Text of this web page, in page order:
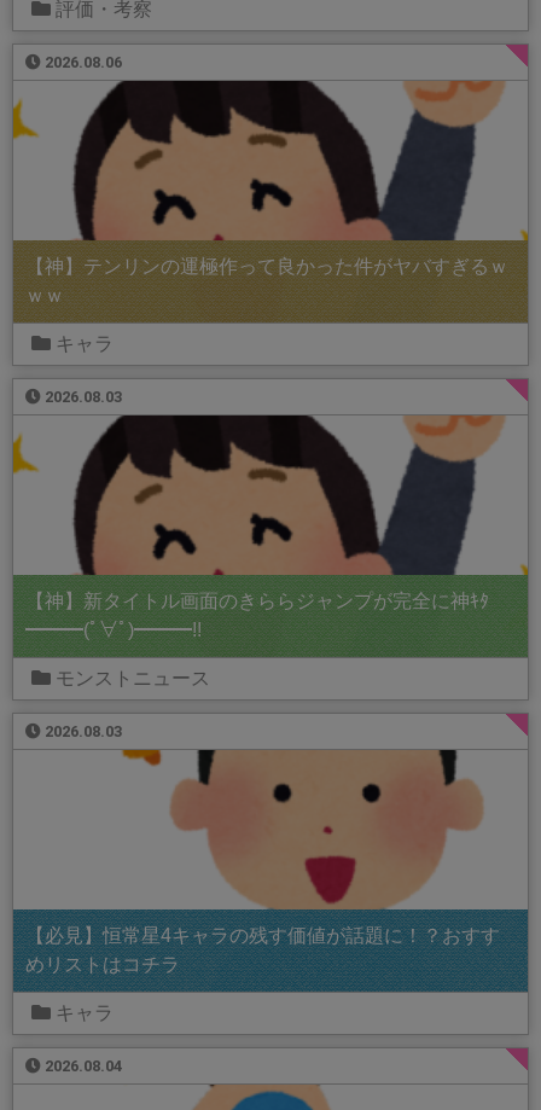
評価・考察
2026.08.06
【神】テンリンの運極作って良かった件がヤバすぎるｗ
ｗｗ
キャラ
2026.08.03
【神】新タイトル画面のきららジャンプが完全に神ｷﾀ
━━━(ﾟ∀ﾟ)━━━!!
モンストニュース
2026.08.03
【必見】恒常星4キャラの残す価値が話題に！？おすす
めリストはコチラ
キャラ
2026.08.04